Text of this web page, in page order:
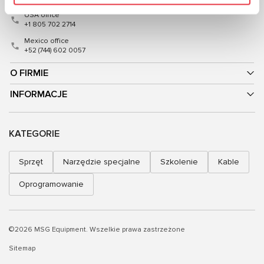
O FIRMIE
INFORMACJE
USA office
+1 805 702 2714
Mexico office
+52 (744) 602 0057
KATEGORIE
Sprzęt Narzędzie specjalne Szkolenie Kable
Oprogramowanie
©2026 MSG Equipment. Wszelkie prawa zastrzeżone
Sitemap